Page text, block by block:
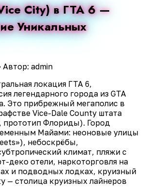
City) в ГТА 6 —
Уникальных
Автор: admin
локация ГТА 6,
легендарного города из GTA
Это прибрежный мегаполис в
Vice-Dale County штата
прототип Флориды). Город
Майами: неоновые улицы
небоскрёбы,
климат, пляжи с
деко отели, наркоторговля на
и подводных лодках, круизный
— столица круизных лайнеров